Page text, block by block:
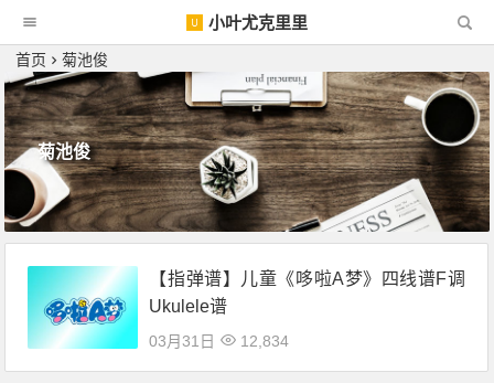
小叶尤克里里
首页 菊池俊
菊池俊
【指弹谱】儿童《哆啦A梦》四线谱F调
Ukulele谱
03月31日 12,834